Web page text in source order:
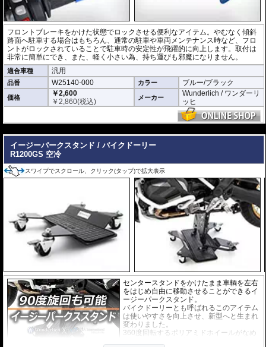
フロントブレーキをかけた状態でロックさせる便利なアイテム。やむなく傾斜
路面へ駐車する場合はもちろん、通常の駐車や車両メンテナンス時など、フロ
ントがロックされていることで駐車時の安定性が飛躍的に向上します。取付は
非常に簡単にでき、また、軽く小さい為、持ち運びも邪魔になりません。
適合車種 汎用
品番 W25140-000 カラー ブルー/ブラック
価格
￥2,600
￥2,860(税込) メーカー
Wunderlich / ワンダーリ
ッヒ
イージーパークスタンド / バイクドーリー
R1200GS 空冷
スワイプでスクロール、クリック(タップ)で拡大表示
センタースタンドをかけたまま車輌を左右
をはじめ自由に移動させることができるイ
ージーパークスタンド。
バイクドーリーとも呼ばれるこのアイテム
は使いやすさを向上させ、新型へと生まれ
変わりました。
360度回転するポリアミドホイールがなめ